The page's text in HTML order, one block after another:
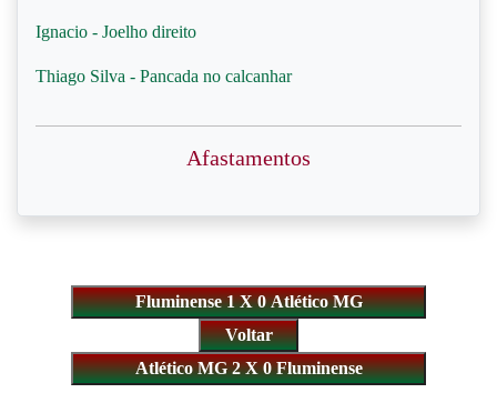
Ignacio - Joelho direito
Thiago Silva - Pancada no calcanhar
Afastamentos